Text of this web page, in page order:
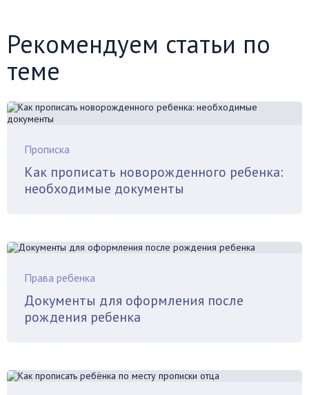
Рекомендуем статьи по
теме
Прописка
Как прописать новорожденного ребенка:
необходимые документы
Права ребенка
Документы для оформления после
рождения ребенка